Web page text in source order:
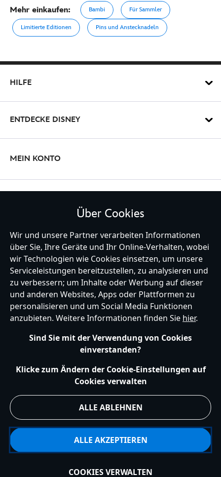
Ausverkauft
limitierter-
edition-
438011124147.html
Mehr einkaufen: Bambi Für Sammler
Limitierte Editionen Pins und Anstecknadeln
HILFE
ENTDECKE DISNEY
MEIN KONTO
Germany
Hilfe Nutzungsbedingungen Datenschutzerklärung
Site Map
Richtlinien für Cookies
EU Datenschutzhinweis
Impressum
Allgemeine Verkaufsbedingungen
Über Cookies
Wir und unsere Partner verarbeiten Informationen
über Sie, Ihre Geräte und Ihr Online-Verhalten, wobei
wir Technologien wie Cookies einsetzen, um unsere
Serviceleistungen bereitzustellen, zu analysieren und
zu verbessern; um Inhalte oder Werbung auf dieser
und anderen Websites, Apps oder Plattformen zu
personalisieren und um Social Media Funktionen
anzubieten. Weitere Informationen finden Sie hier.
Sind Sie mit der Verwendung von Cookies
einverstanden?
Klicke zum Ändern der Cookie-Einstellungen auf
Cookies verwalten
ALLE ABLEHNEN
ALLE AKZEPTIEREN
COOKIES VERWALTEN